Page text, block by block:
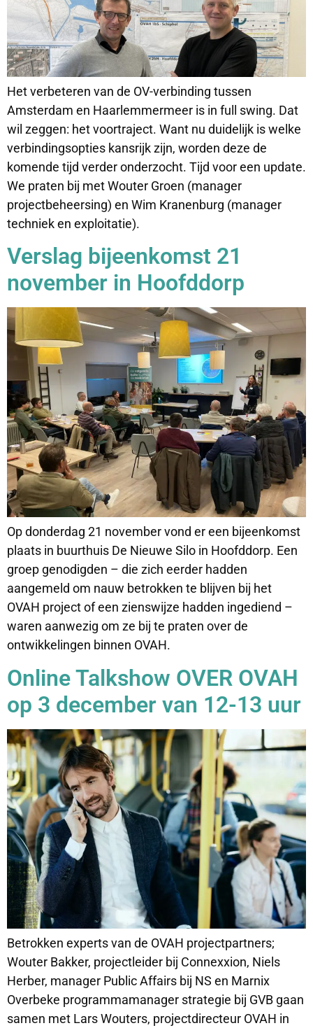
Het verbeteren van de OV-verbinding tussen
Amsterdam en Haarlemmermeer is in full swing. Dat
wil zeggen: het voortraject. Want nu duidelijk is welke
verbindingsopties kansrijk zijn, worden deze de
komende tijd verder onderzocht. Tijd voor een update.
We praten bij met Wouter Groen (manager
projectbeheersing) en Wim Kranenburg (manager
techniek en exploitatie).
Verslag bijeenkomst 21
november in Hoofddorp
Op donderdag 21 november vond er een bijeenkomst
plaats in buurthuis De Nieuwe Silo in Hoofddorp. Een
groep genodigden – die zich eerder hadden
aangemeld om nauw betrokken te blijven bij het
OVAH project of een zienswijze hadden ingediend –
waren aanwezig om ze bij te praten over de
ontwikkelingen binnen OVAH.
Online Talkshow OVER OVAH
op 3 december van 12-13 uur
Betrokken experts van de OVAH projectpartners;
Wouter Bakker, projectleider bij Connexxion, Niels
Herber, manager Public Affairs bij NS en Marnix
Overbeke programmamanager strategie bij GVB gaan
samen met Lars Wouters, projectdirecteur OVAH in